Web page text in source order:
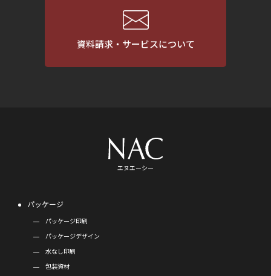
資料請求・サービスについて
エヌエーシー
パッケージ
パッケージ印刷
パッケージデザイン
水なし印刷
包装資材